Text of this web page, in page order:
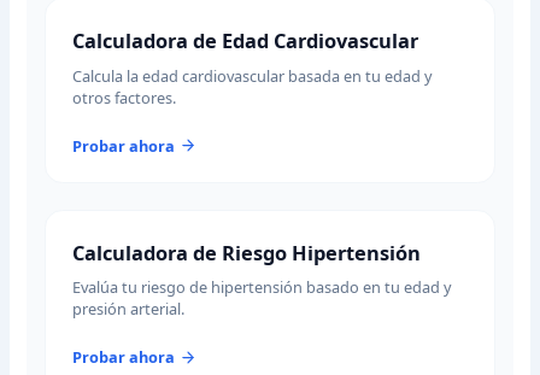
Calculadora de Edad Cardiovascular
Calcula la edad cardiovascular basada en tu edad y
otros factores.
Probar ahora
Calculadora de Riesgo Hipertensión
Evalúa tu riesgo de hipertensión basado en tu edad y
presión arterial.
Probar ahora